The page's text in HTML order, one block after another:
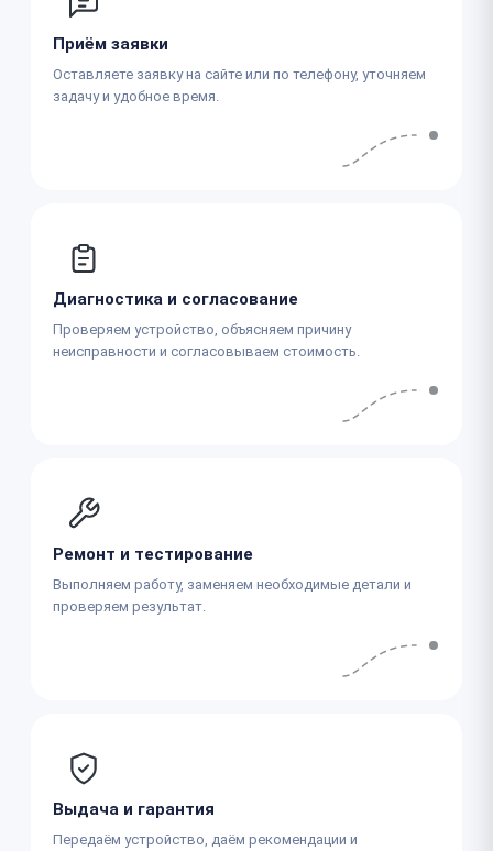
Приём заявки
Оставляете заявку на сайте или по телефону, уточняем
задачу и удобное время.
Диагностика и согласование
Проверяем устройство, объясняем причину
неисправности и согласовываем стоимость.
Ремонт и тестирование
Выполняем работу, заменяем необходимые детали и
проверяем результат.
Выдача и гарантия
Передаём устройство, даём рекомендации и